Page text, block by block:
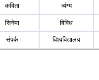
कविता व्यंग्य
सिनेमा विविध
संपर्क विश्वविद्यालय